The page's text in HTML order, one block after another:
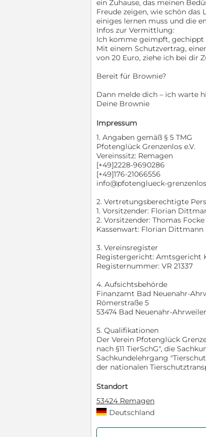
ein Zuhause, das meinen
Freude zeigen, wie schön das
einiges lernen muss und die
Infos zur Vermittlung:
Ich komme geimpft, gechippt
Mit einem Schutzvertrag,
von 20 Euro, ziehe ich bei dir
Bereit für Brownie?
Dann melde dich – ich warte
Deine Brownie
Impressum
1. Angaben gemäß § 5 TMG
Pfotenglück Grenzenlos e.V.
Vereinssitz: Remagen
[+49]2228-9690286
[+49]176-21066556
info@pfotenglueck-
2. Vertretungsberechtigte
1. Vorsitzender: Florian
2. Vorsitzender: Thomas Focke
Kassenwart: Florian Dittmann
3. Vereinsregister
Registergericht: Amtsgericht
Registernummer: VR 21337
4. Aufsichtsbehörde
Finanzamt Bad Neuenahr-
Römerstraße 5
53474 Bad Neuenahr-Ahrweiler
5. Qualifikationen
Der Verein Pfotenglück
nach §11 TierSchG", die
Sachkundelehrgang
der nationalen
Standort
53424 Remagen
Deutschland